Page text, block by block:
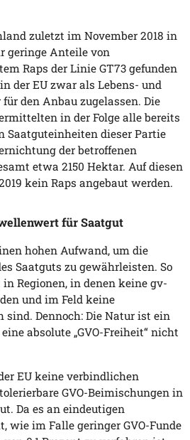
zuletzt im November 2018 in
geringe Anteile von
Raps der Linie GT73 gefunden
der EU zwar als Lebens- und
den Anbau zugelassen. Die
in der Folge alle bereits
Saatguteinheiten dieser Partie
der betroffenen
etwa 2150 Hektar. Auf diesen
kein Raps angebaut werden.
für Saatgut
hohen Aufwand, um die
Saatguts zu gewährleisten. So
Regionen, in denen keine gv-
und im Feld keine
Dennoch: Die Natur ist ein
absolute „GVO-Freiheit“ nicht
EU keine verbindlichen
GVO-Beimischungen in
Da es an eindeutigen
wie im Falle geringer GVO-Funde